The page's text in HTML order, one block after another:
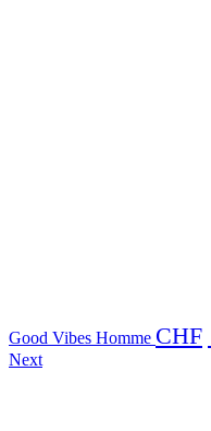
Good Vibes Homme CHF
Next